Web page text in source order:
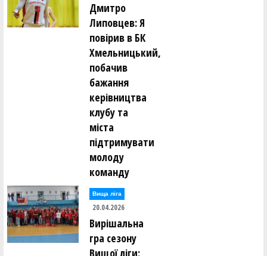
Дмитро
Липовцев: Я
повірив в БК
Хмельницький,
побачив
бажання
керівництва
клубу та
міста
підтримувати
молоду
команду
Вища лiга
20.04.2026
Вирішальна
гра сезону
Вищої ліги: